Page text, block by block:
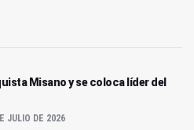
Misano y se coloca líder del
JULIO DE 2026